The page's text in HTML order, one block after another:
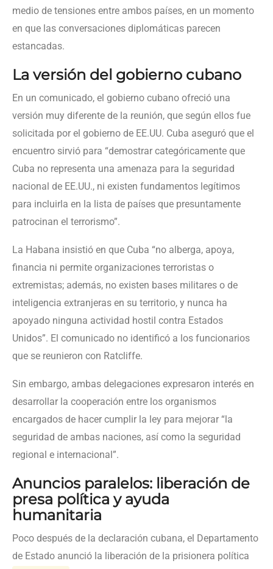
medio de tensiones entre ambos países, en un momento
en que las conversaciones diplomáticas parecen
estancadas.
La versión del gobierno cubano
En un comunicado, el gobierno cubano ofreció una
versión muy diferente de la reunión, que según ellos fue
solicitada por el gobierno de EE.UU. Cuba aseguró que el
encuentro sirvió para “demostrar categóricamente que
Cuba no representa una amenaza para la seguridad
nacional de EE.UU., ni existen fundamentos legítimos
para incluirla en la lista de países que presuntamente
patrocinan el terrorismo”.
La Habana insistió en que Cuba “no alberga, apoya,
financia ni permite organizaciones terroristas o
extremistas; además, no existen bases militares o de
inteligencia extranjeras en su territorio, y nunca ha
apoyado ninguna actividad hostil contra Estados
Unidos”. El comunicado no identificó a los funcionarios
que se reunieron con Ratcliffe.
Sin embargo, ambas delegaciones expresaron interés en
desarrollar la cooperación entre los organismos
encargados de hacer cumplir la ley para mejorar “la
seguridad de ambas naciones, así como la seguridad
regional e internacional”.
Anuncios paralelos: liberación de
presa política y ayuda
humanitaria
Poco después de la declaración cubana, el Departamento
de Estado anunció la liberación de la prisionera política